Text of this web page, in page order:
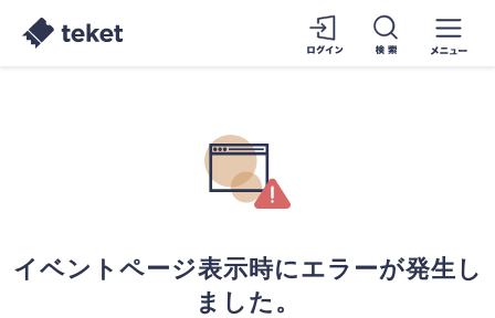
イベントページ表示時にエラーが発生し
ました。